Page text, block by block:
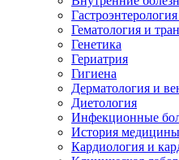
Гематология и
Генетика
Гериатрия
Гигиена
Дерматология и
Диетология
Инфекционные
История медицины
Кардиология и